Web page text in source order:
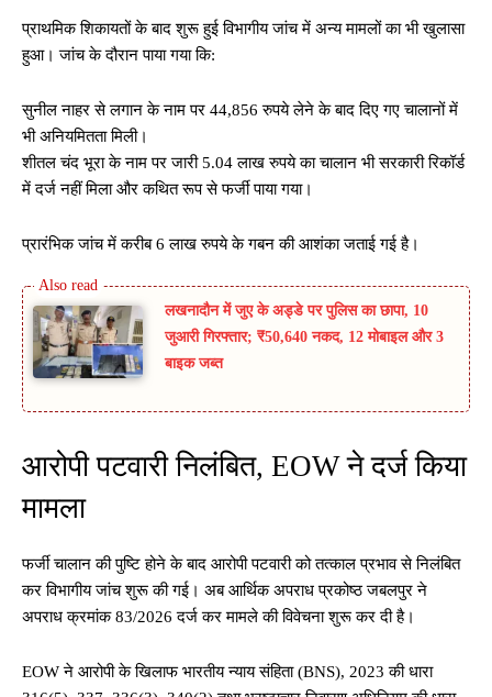
प्राथमिक शिकायतों के बाद शुरू हुई विभागीय जांच में अन्य मामलों का भी खुलासा
हुआ। जांच के दौरान पाया गया कि:
सुनील नाहर से लगान के नाम पर 44,856 रुपये लेने के बाद दिए गए चालानों में
भी अनियमितता मिली।
शीतल चंद भूरा के नाम पर जारी 5.04 लाख रुपये का चालान भी सरकारी रिकॉर्ड
में दर्ज नहीं मिला और कथित रूप से फर्जी पाया गया।
प्रारंभिक जांच में करीब 6 लाख रुपये के गबन की आशंका जताई गई है।
लखनादौन में जुए के अड्डे पर पुलिस का छापा, 10
जुआरी गिरफ्तार; ₹50,640 नकद, 12 मोबाइल और 3
बाइक जब्त
आरोपी पटवारी निलंबित, EOW ने दर्ज किया
मामला
फर्जी चालान की पुष्टि होने के बाद आरोपी पटवारी को तत्काल प्रभाव से निलंबित
कर विभागीय जांच शुरू की गई। अब आर्थिक अपराध प्रकोष्ठ जबलपुर ने
अपराध क्रमांक 83/2026 दर्ज कर मामले की विवेचना शुरू कर दी है।
EOW ने आरोपी के खिलाफ भारतीय न्याय संहिता (BNS), 2023 की धारा